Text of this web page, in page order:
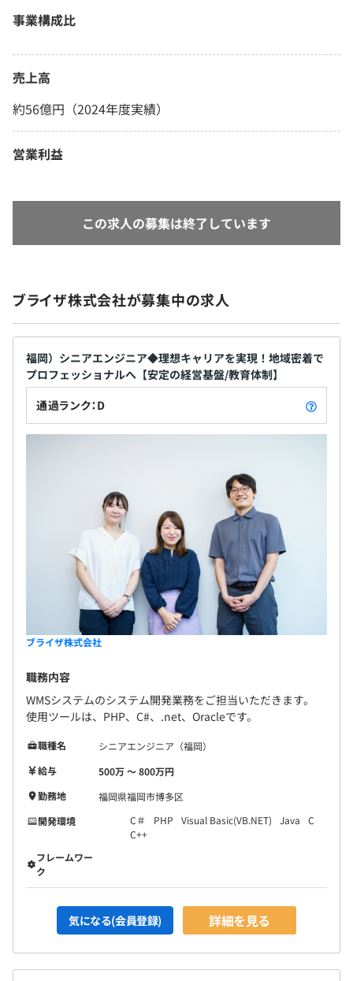
事業構成比
売上高
約56億円（2024年度実績）
営業利益
この求人の募集は終了しています
ブライザ株式会社が募集中の求人
福岡）シニアエンジニア◆理想キャリアを実現！地域密着で
プロフェッショナルへ【安定の経営基盤/教育体制】
通過ランク：D
ブライザ株式会社
職務内容
WMSシステムのシステム開発業務をご担当いただきます。
使用ツールは、PHP、C#、.net、Oracleです。
職種名
シニアエンジニア（福岡）
給与
500万 〜 800万円
勤務地
福岡県福岡市博多区
開発環境
C＃ PHP Visual Basic(VB.NET) Java
C
C++
フレームワー
ク
気になる(会員登録) 詳細を見る